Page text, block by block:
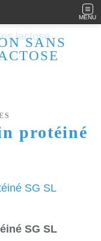
MENU
SANS
protéiné
SG SL